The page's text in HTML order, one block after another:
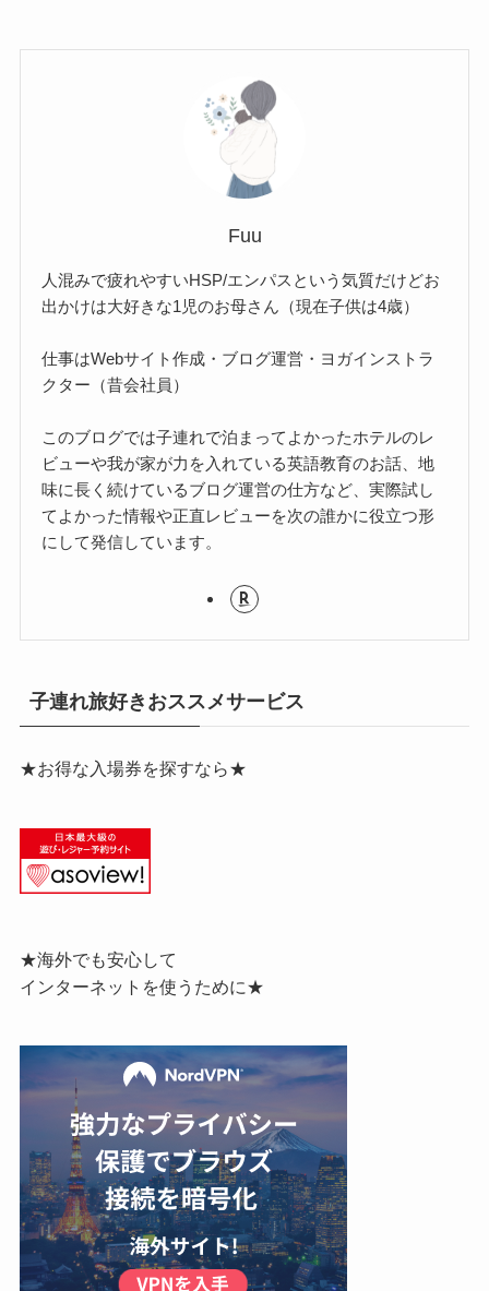
Fuu
人混みで疲れやすいHSP/エンパスという気質だけどお
出かけは大好きな1児のお母さん（現在子供は4歳）
仕事はWebサイト作成・ブログ運営・ヨガインストラ
クター（昔会社員）
このブログでは子連れで泊まってよかったホテルのレ
ビューや我が家が力を入れている英語教育のお話、地
味に長く続けているブログ運営の仕方など、実際試し
てよかった情報や正直レビューを次の誰かに役立つ形
にして発信しています。
子連れ旅好きおススメサービス
★お得な入場券を探すなら★
★海外でも安心して
インターネットを使うために★